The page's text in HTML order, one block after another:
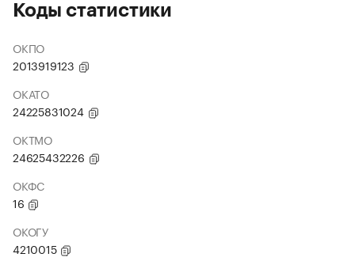
Коды статистики
ОКПО
2013919123
ОКАТО
24225831024
ОКТМО
24625432226
ОКФС
16
ОКОГУ
4210015